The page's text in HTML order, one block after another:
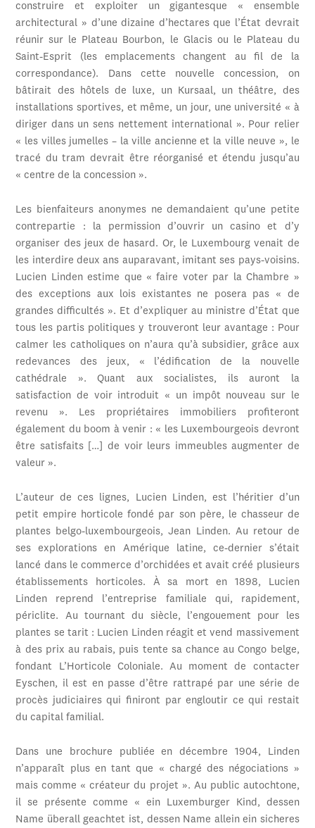
construire et exploiter un gigantesque « ensemble
architectural » d’une dizaine d’hectares que l’État devrait
réunir sur le Plateau Bourbon, le Glacis ou le Plateau du
Saint-Esprit (les emplacements changent au fil de la
correspondance). Dans cette nouvelle concession, on
bâtirait des hôtels de luxe, un Kursaal, un théâtre, des
installations sportives, et même, un jour, une université « à
diriger dans un sens nettement international ». Pour relier
« les villes jumelles – la ville ancienne et la ville neuve », le
tracé du tram devrait être réorganisé et étendu jusqu’au
« centre de la concession ».
Les bienfaiteurs anonymes ne demandaient qu’une petite
contrepartie : la permission d’ouvrir un casino et d’y
organiser des jeux de hasard. Or, le Luxembourg venait de
les interdire deux ans auparavant, imitant ses pays-voisins.
Lucien Linden estime que « faire voter par la Chambre »
des exceptions aux lois existantes ne posera pas « de
grandes difficultés ». Et d’expliquer au ministre d’État que
tous les partis politiques y trouveront leur avantage : Pour
calmer les catholiques on n’aura qu’à subsidier, grâce aux
redevances des jeux, « l’édification de la nouvelle
cathédrale ». Quant aux socialistes, ils auront la
satisfaction de voir introduit « un impôt nouveau sur le
revenu ». Les propriétaires immobiliers profiteront
également du boom à venir : « les Luxembourgeois devront
être satisfaits […] de voir leurs immeubles augmenter de
valeur ».
L’auteur de ces lignes, Lucien Linden, est l’héritier d’un
petit empire horticole fondé par son père, le chasseur de
plantes belgo-luxembourgeois, Jean Linden. Au retour de
ses explorations en Amérique latine, ce-dernier s’était
lancé dans le commerce d’orchidées et avait créé plusieurs
établissements horticoles. À sa mort en 1898, Lucien
Linden reprend l’entreprise familiale qui, rapidement,
périclite. Au tournant du siècle, l’engouement pour les
plantes se tarit : Lucien Linden réagit et vend massivement
à des prix au rabais, puis tente sa chance au Congo belge,
fondant L’Horticole Coloniale. Au moment de contacter
Eyschen, il est en passe d’être rattrapé par une série de
procès judiciaires qui finiront par engloutir ce qui restait
du capital familial.
Dans une brochure publiée en décembre 1904, Linden
n’apparaît plus en tant que « chargé des négociations »
mais comme « créateur du projet ». Au public autochtone,
il se présente comme « ein Luxemburger Kind, dessen
Name überall geachtet ist, dessen Name allein ein sicheres